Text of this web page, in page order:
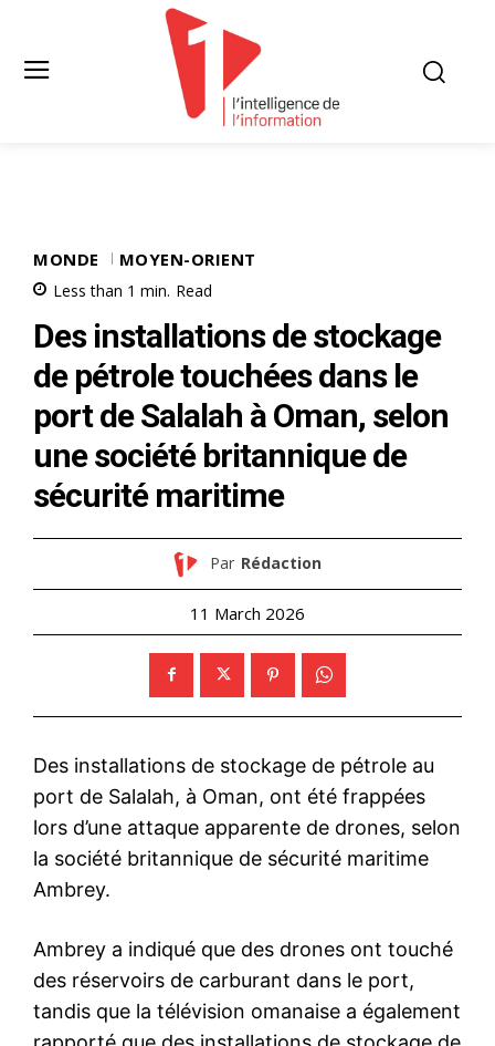
MONDE MOYEN-ORIENT
Less than 1 min. Read
Des installations de stockage
de pétrole touchées dans le
port de Salalah à Oman, selon
une société britannique de
sécurité maritime
Par Rédaction
11 March 2026
Des installations de stockage de pétrole au
port de Salalah, à Oman, ont été frappées
lors d’une attaque apparente de drones, selon
la société britannique de sécurité maritime
Ambrey.
Ambrey a indiqué que des drones ont touché
des réservoirs de carburant dans le port,
tandis que la télévision omanaise a également